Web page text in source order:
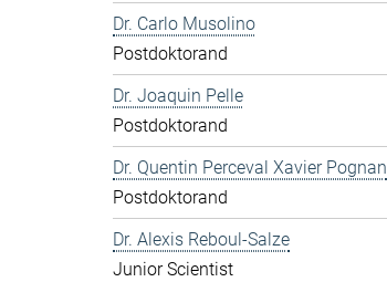
Dr. Carlo Musolino
Postdoktorand
Dr. Joaquin Pelle
Postdoktorand
Dr. Quentin Perceval Xavier Pognan
Postdoktorand
Dr. Alexis Reboul-Salze
Junior Scientist